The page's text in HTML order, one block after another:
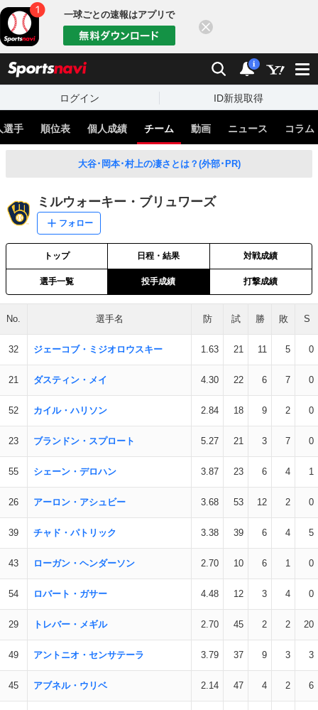
一球ごとの速報はアプリで
検索 通知
i
ログイン ID新規取得
選手 順位表 個人成績 チーム 動画 ニュース コラム
大谷･岡本･村上の凄さとは？(外部･PR)
ミルウォーキー・ブリュワーズ
フォロー
トップ 日程・結果 対戦成績
選手一覧 投手成績 打撃成績
No. 選手名 防 試 勝 敗 S
32 ジェーコブ・ミジオロウスキー 1.63 21 11 5 0
21 ダスティン・メイ 4.30 22 6 7 0
52 カイル・ハリソン 2.84 18 9 2 0
23 ブランドン・スプロート 5.27 21 3 7 0
55 シェーン・デロハン 3.87 23 6 4 1
26 アーロン・アシュビー 3.68 53 12 2 0
39 チャド・パトリック 3.38 39 6 4 5
43 ローガン・ヘンダーソン 2.70 10 6 1 0
54 ロバート・ガサー 4.48 12 3 4 0
29 トレバー・メギル 2.70 45 2 2 20
49 アントニオ・センサテーラ 3.79 37 9 3 3
45 アブネル・ウリベ 2.14 47 4 2 6